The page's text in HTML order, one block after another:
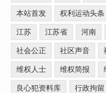
本站首发 权利运动头条
江苏 江苏省 河南
社会公正 社区声音
维权人士 维权简报
良心犯资料库 行政拘留